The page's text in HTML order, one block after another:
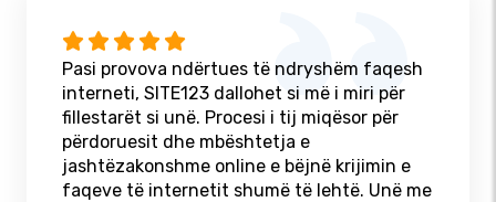
Pasi provova ndërtues të ndryshëm faqesh
interneti, SITE123 dallohet si më i miri për
fillestarët si unë. Procesi i tij miqësor për
përdoruesit dhe mbështetja e
jashtëzakonshme online e bëjnë krijimin e
faqeve të internetit shumë të lehtë. Unë me